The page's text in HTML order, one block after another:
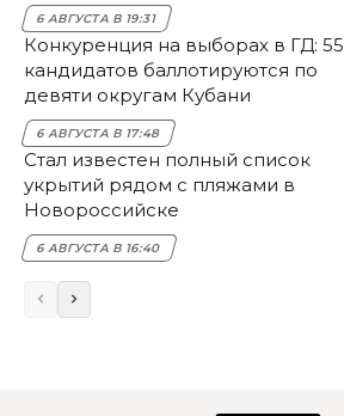
6 АВГУСТА В 19:31
Конкуренция на выборах в ГД: 55
кандидатов баллотируются по
девяти округам Кубани
6 АВГУСТА В 17:48
Стал известен полный список
укрытий рядом с пляжами в
Новороссийске
6 АВГУСТА В 16:40